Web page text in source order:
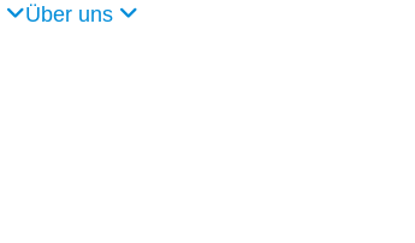
Über uns